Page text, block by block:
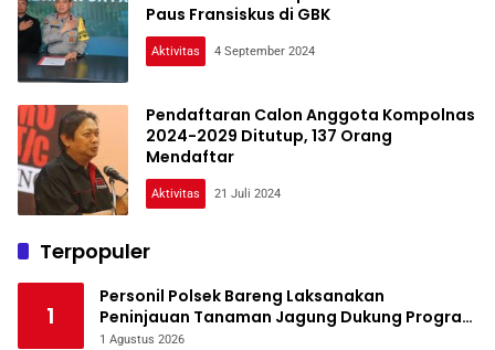
Paus Fransiskus di GBK
Aktivitas 4 September 2024
Pendaftaran Calon Anggota Kompolnas
2024-2029 Ditutup, 137 Orang
Mendaftar
Aktivitas 21 Juli 2024
Terpopuler
1
Personil Polsek Bareng Laksanakan
Peninjauan Tanaman Jagung Dukung Program
Ketahanan Pangan
1 Agustus 2026